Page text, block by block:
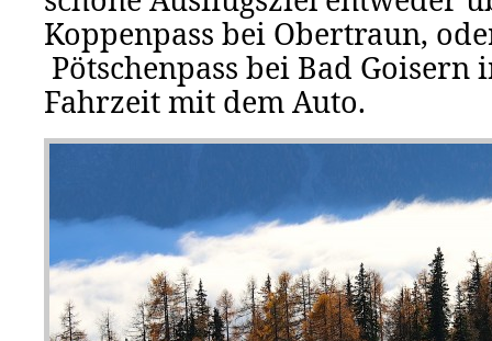
Koppenpass bei Obertraun,
Pötschenpass bei Bad Goisern
Fahrzeit mit dem Auto.